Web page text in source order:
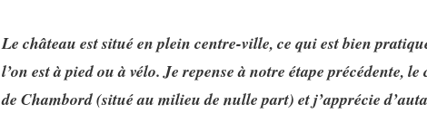
Le château est situé en plein centre-ville, ce qui est bien
l’on est à pied ou à vélo. Je repense à notre étape précédente, le
de Chambord (situé au milieu de nulle part) et j’apprécie